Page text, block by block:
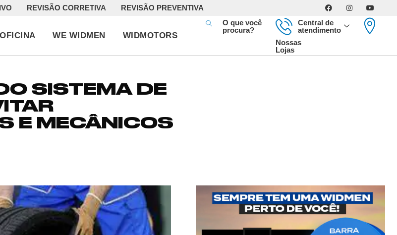
REVISÃO CORRETIVA REVISÃO PREVENTIVA
WE WIDMEN WIDMOTORS
O que você
procura?
Central de
atendimento
Nossas
Lojas
SISTEMA DE
E MECÂNICOS